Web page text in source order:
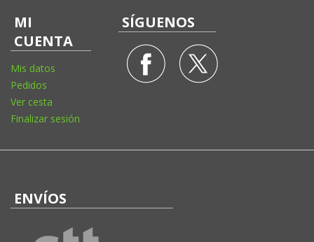
MI
CUENTA
Mis datos
Pedidos
Ver cesta
Finalizar sesión
SÍGUENOS
ENVÍOS